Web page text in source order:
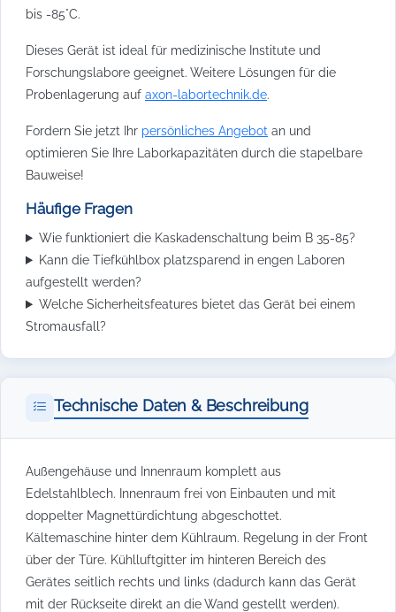
bis -85°C.
Dieses Gerät ist ideal für medizinische Institute und
Forschungslabore geeignet. Weitere Lösungen für die
Probenlagerung auf axon-labortechnik.de.
Fordern Sie jetzt Ihr persönliches Angebot an und
optimieren Sie Ihre Laborkapazitäten durch die stapelbare
Bauweise!
Häufige Fragen
Wie funktioniert die Kaskadenschaltung beim B 35-85?
Kann die Tiefkühlbox platzsparend in engen Laboren
aufgestellt werden?
Welche Sicherheitsfeatures bietet das Gerät bei einem
Stromausfall?
Technische Daten & Beschreibung
Außengehäuse und Innenraum komplett aus
Edelstahlblech. Innenraum frei von Einbauten und mit
doppelter Magnettürdichtung abgeschottet.
Kältemaschine hinter dem Kühlraum. Regelung in der Front
über der Türe. Kühlluftgitter im hinteren Bereich des
Gerätes seitlich rechts und links (dadurch kann das Gerät
mit der Rückseite direkt an die Wand gestellt werden).